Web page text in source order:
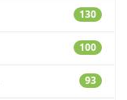
130
100
93